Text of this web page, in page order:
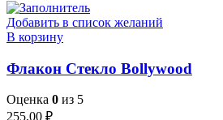
Добавить в список желаний
В корзину
Флакон Стекло Bollywood
Оценка 0 из 5
255,00 ₽